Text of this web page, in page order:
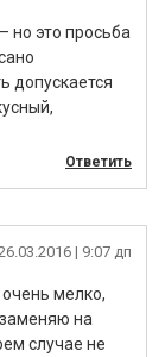
но это просьба
допускается
Ответить
| 9:07 дп
мелко,
на
случае не